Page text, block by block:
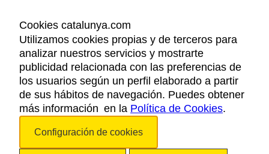
AVISO LEGAL
POLÍTICA DE PRIVACIDAD
COOKIES
ACCESSIBILIDAD
Copyright © 2026. Agencia Catalana de Turismo. Todos los derechos
Cookies catalunya.com
Utilizamos cookies propias y de terceros para
analizar nuestros servicios y mostrarte
publicidad relacionada con las preferencias de
los usuarios según un perfil elaborado a partir
de sus hábitos de navegación. Puedes obtener
más información en la Política de Cookies.
Configuración de cookies